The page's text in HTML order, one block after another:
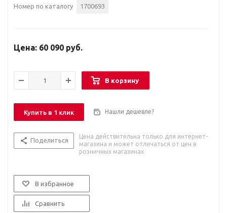
Номер по каталогу 1700693
60 090 руб.
В корзину
Купить в 1 клик Нашли дешевле?
Поделиться
Цена действительна только для интернет-
магазина и может отличаться от цен в
розничных магазинах
В избранное
Сравнить